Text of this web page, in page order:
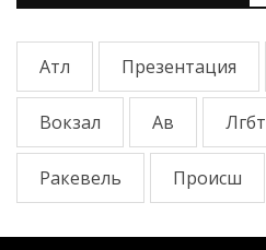
Атл Презентация
Вокзал Ав Лгбт
Ракевель Происш